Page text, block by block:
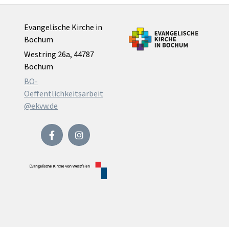
Evangelische Kirche in
Bochum
Westring 26a, 44787
Bochum
BO-
Oeffentlichkeitsarbeit
@ekvw.de